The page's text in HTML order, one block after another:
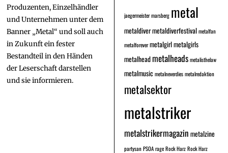
Produzenten, Einzelhändler
und Unternehmen unter dem
Banner „Metal“ und soll auch
in Zukunft ein fester
Bestandteil in den Händen
der Leserschaft darstellen
und sie informieren.
jaegermeistermarsberg metal
metaldivermetaldiverfestivalmetalfan
metalforevermetalgirlmetalgirls
metalhead metalheadsmetalisthelaw
metalmusic metalneverdiesmetalredaktion
metalsektor
metalstriker
metalstrikermagazin metalzine
partysanPSOArageRock HarzRock Harz